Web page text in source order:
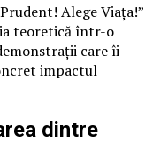
Alege Viața!”
teoretică într-o
care îi
impactul
dintre